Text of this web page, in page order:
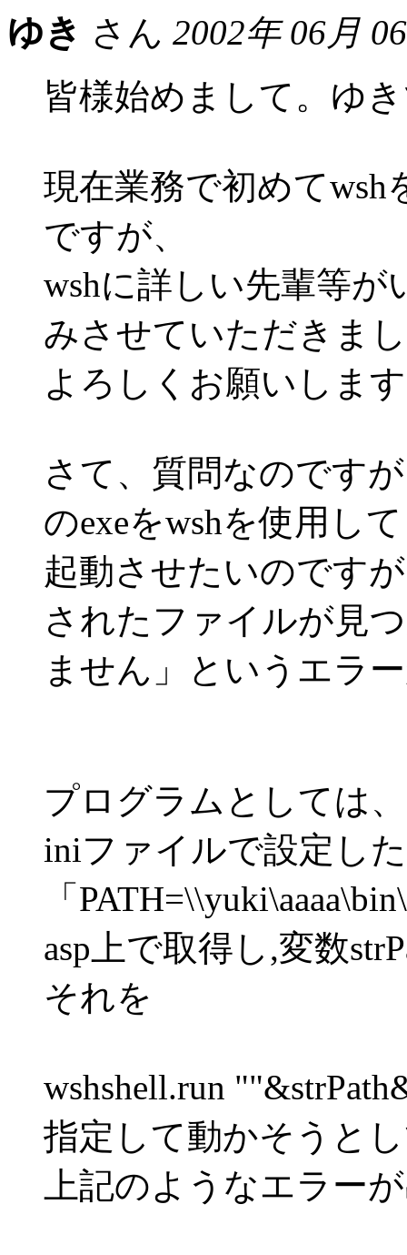
ゆき さん 2002年 06月
皆様始めまして。ゆ
現在業務で初めて
ですが、
wshに詳しい先輩等
みさせていただきま
よろしくお願いしま
さて、質問なのです
のexeをwshを使用して
起動させたいのです
されたファイルが見
ません」というエラ
プログラムとしては、
iniファイルで設定し
「
asp上で取得し,変数
それを
wshshell.run
指定して動かそうと
上記のようなエラー